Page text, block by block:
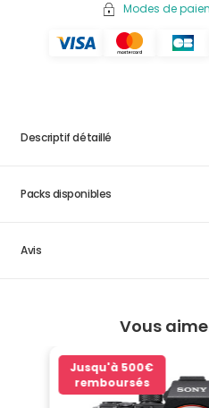
Modes de
Descriptif détaillé
Packs disponibles
Avis
Vous
Jusqu'à 500€
remboursés